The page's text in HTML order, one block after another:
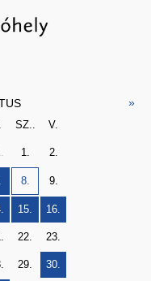
»
SZ.. V.
1. 2.
8. 9.
15. 16.
22. 23.
29. 30.